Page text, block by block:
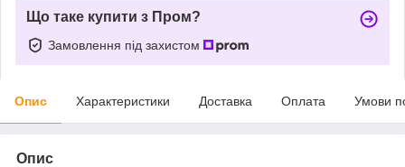
Що таке купити з Пром?
Замовлення під захистом
Опис Характеристики Доставка Оплата Умови
Опис